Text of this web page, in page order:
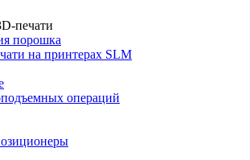
печати
порошка
на принтерах SLM
операций